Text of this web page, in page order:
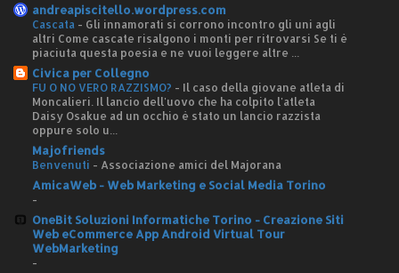
andreapiscitello.wordpress.com
Cascata - Gli innamorati si corrono incontro gli uni agli
altri Come cascate risalgono i monti per ritrovarsi Se ti è
piaciuta questa poesia e ne vuoi leggere altre ...
Civica per Collegno
FU O NO VERO RAZZISMO? - Il caso della giovane atleta di
Moncalieri. Il lancio dell'uovo che ha colpito l'atleta
Daisy Osakue ad un occhio è stato un lancio razzista
oppure solo u...
Majofriends
Benvenuti - Associazione amici del Majorana
AmicaWeb - Web Marketing e Social Media Torino
-
OneBit Soluzioni Informatiche Torino - Creazione Siti
Web eCommerce App Android Virtual Tour
WebMarketing
-